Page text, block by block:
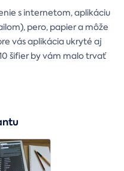
s internetom, aplikáciu
pero, papier a môže
vás aplikácia ukryté aj
šifier by vám malo trvať